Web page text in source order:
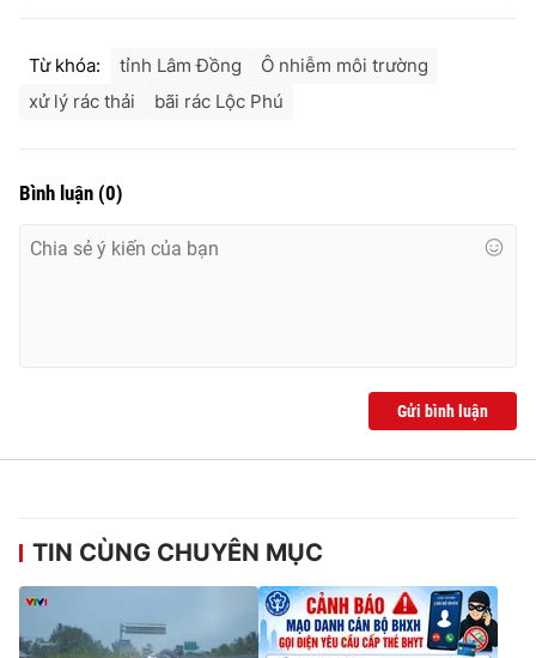
Từ khóa: tỉnh Lâm Đồng
Ô nhiễm môi trường
xử lý rác thải
bãi rác Lộc Phú
Bình luận (0)
Gửi bình luận
TIN CÙNG CHUYÊN MỤC